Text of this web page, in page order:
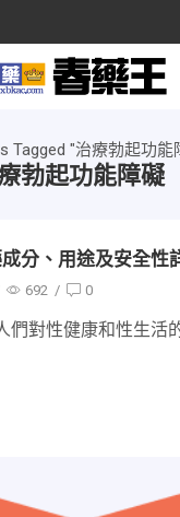
Tagged "治療勃起功能
勃起功能障礙
分、用途及安全性
692 / 0
們對性健康和性生活